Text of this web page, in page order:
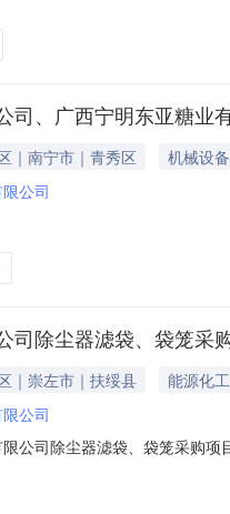
年5月26日下午17:00前通过电
司、广西宁明东亚糖
｜南宁市｜青秀区
机械设备
公司
司除尘器滤袋、袋笼采
｜崇左市｜扶绥县
能源化工
公司
公司除尘器滤袋、袋笼采购
通过电话、电子邮件报名，